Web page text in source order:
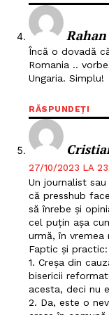
Rahan
Încă o dovadă
Romania ..
Ungaria. Simplu!
RĂSPUNDEȚI
27/10/2023 LA
Un journalist
că presshub
să înrebe și
cel puțin așa
urmă, în vremea
Faptic și practic:
1. Creșa din
bisericii
acesta, deci nu
2. Da, este o